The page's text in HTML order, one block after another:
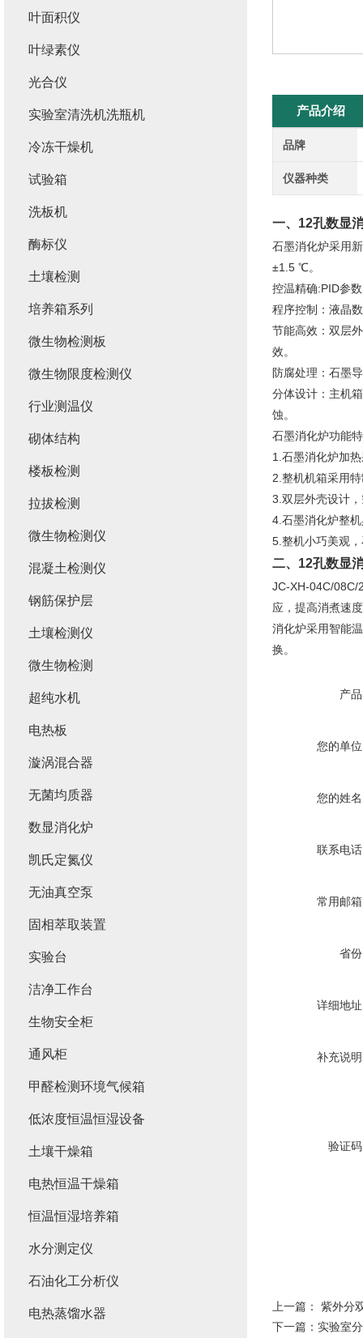
产品介绍
品牌
仪器种类
一、 12孔数显
石墨消化炉采用
±1.5 ℃。
控温精确:PID参
程序控制：液晶
节能高效：双层
效。
防腐处理：石墨
分体设计：主机
蚀。
石墨消化炉功能
1.石墨消化炉加
2.整机机箱采用
3.双层外壳设计
4.石墨消化炉整
5.整机小巧美观
二、 12孔数显
JC-XH-04C/08C/
应，提高消煮速
消化炉采用智能
换。
产
您的单
您的姓
联系电
常用邮
省
详细地
补充说
验证
上一篇： 紫外分
下一篇： 实验室
叶面积仪
叶绿素仪
光合仪
实验室清洗机洗瓶机
冷冻干燥机
试验箱
洗板机
酶标仪
土壤检测
培养箱系列
微生物检测板
微生物限度检测仪
行业测温仪
砌体结构
楼板检测
拉拔检测
微生物检测仪
混凝土检测仪
钢筋保护层
土壤检测仪
微生物检测
超纯水机
电热板
漩涡混合器
无菌均质器
数显消化炉
凯氏定氮仪
无油真空泵
固相萃取装置
实验台
洁净工作台
生物安全柜
通风柜
甲醛检测环境气候箱
低浓度恒温恒湿设备
土壤干燥箱
电热恒温干燥箱
恒温恒湿培养箱
水分测定仪
石油化工分析仪
电热蒸馏水器